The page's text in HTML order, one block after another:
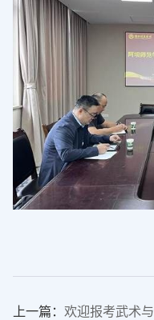
上一篇： 欢迎报考武术